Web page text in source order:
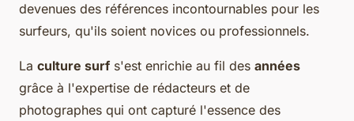
devenues des références incontournables pour les
surfeurs, qu'ils soient novices ou professionnels.
La culture surf s'est enrichie au fil des années
grâce à l'expertise de rédacteurs et de
photographes qui ont capturé l'essence des